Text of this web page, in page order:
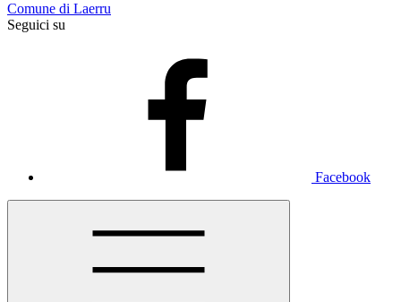
Comune di Laerru
Seguici su
Facebook